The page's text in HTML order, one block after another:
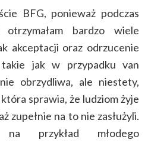
BFG, ponieważ podczas
otrzymałam bardzo wiele
akceptacji oraz odrzucenie
takie jak w przypadku van
obrzydliwa, ale niestety,
sprawia, że ludziom żyje
zupełnie na to nie zasłużyli.
przykład młodego